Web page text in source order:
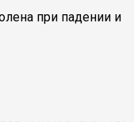
при падении и